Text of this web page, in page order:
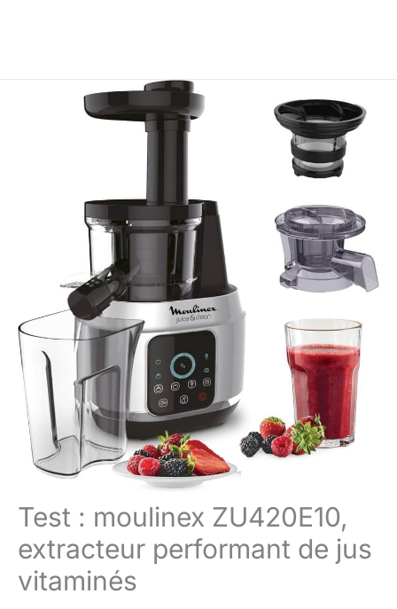
Test : moulinex ZU420E10,
extracteur performant de jus
vitaminés